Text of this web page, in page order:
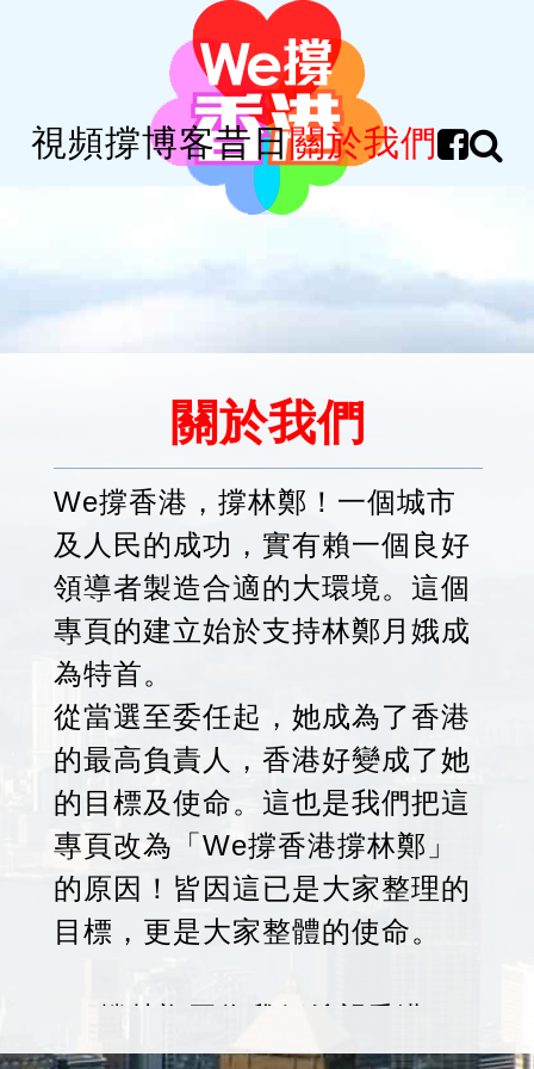
視頻撐博客昔日關於我們
關於我們
We撐香港，撐林鄭！一個城市
及人民的成功，實有賴一個良好
領導者製造合適的大環境。這個
專頁的建立始於支持林鄭月娥成
為特首。
從當選至委任起，她成為了香港
的最高負責人，香港好變成了她
的目標及使命。這也是我們把這
專頁改為「We撐香港撐林鄭」
的原因！皆因這已是大家整理的
目標，更是大家整體的使命。
好，We撐香港因為大家希望自